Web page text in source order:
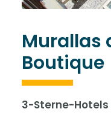
Murallas
Boutique
3-Sterne-Hotels